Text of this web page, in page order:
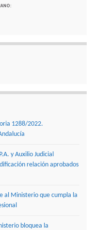
1288/2022.
y Auxilio Judicial
relación aprobados
al Ministerio que cumpla la
bloquea la